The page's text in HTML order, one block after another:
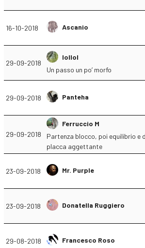
16-10-2018 Ascanio
29-09-2018
lollol
Un passo un po’ morfo
29-09-2018 Panteha
29-09-2018
Ferruccio M
Partenza blocco, poi equilibrio e
placca aggettante
23-09-2018 Mr. Purple
23-09-2018 Donatella Ruggiero
29-08-2018 Francesco Roso